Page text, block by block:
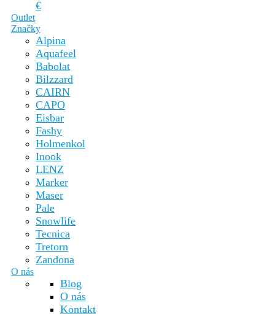
€
Outlet
Značky
Alpina
Aquafeel
Babolat
Bilzzard
CAIRN
CAPO
Eisbar
Fashy
Holmenkol
Inook
LENZ
Marker
Maser
Pale
Snowlife
Tecnica
Tretorn
Zandona
O nás
Blog
O nás
Kontakt